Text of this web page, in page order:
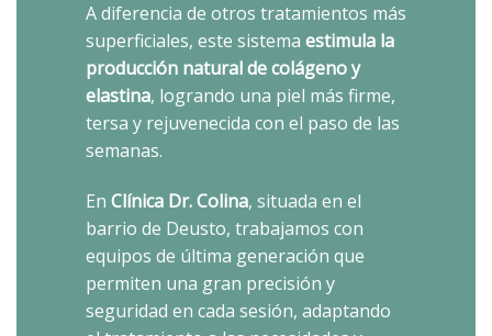
A diferencia de otros tratamientos más
superficiales, este sistema estimula la
producción natural de colágeno y
elastina, logrando una piel más firme,
tersa y rejuvenecida con el paso de las
semanas.
En Clínica Dr. Colina, situada en el
barrio de Deusto, trabajamos con
equipos de última generación que
permiten una gran precisión y
seguridad en cada sesión, adaptando